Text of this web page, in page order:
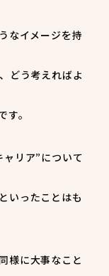
なイメージを持
どう考えればよ
。
リア”について
いったことはも
様に大事なこと